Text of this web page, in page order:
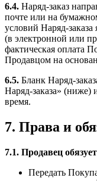
6.4. Наряд-заказ
почте или на
условий Наряд-
(в электронной или
фактическая оплата
Продавцом на
6.5. Бланк Наряд-
Наряд-заказа» (ниже)
время.
7. Права и
7.1. Продавец
Передать